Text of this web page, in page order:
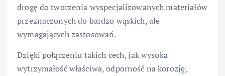
drogę do tworzenia wyspecjalizowanych materiałów
przeznaczonych do bardzo wąskich, ale
wymagających zastosowań.
Dzięki połączeniu takich cech, jak wysoka
wytrzymałość właściwa, odporność na korozję,